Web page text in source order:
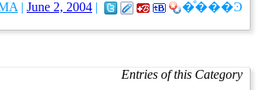
| June 2, 2004 | �ͤ���Ͽ
Entries of this Category